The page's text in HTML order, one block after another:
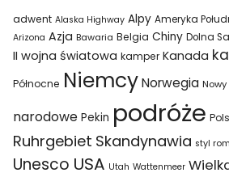
adwent Alaska Highway Alpy Ameryka
Arizona Azja Bawaria Belgia Chiny Dolna
II wojna światowa kamper Kanada
Północne Niemcy Norwegia Nowy
narodowe Pekin podróże
Ruhrgebiet Skandynawia styl
Unesco USA Utah Wattenmeer